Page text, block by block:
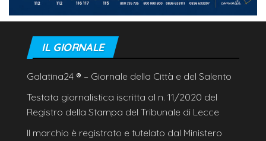
IL GIORNALE
Galatina24 ® – Giornale della Città e del Salento
Testata giornalistica iscritta al n. 11/2020 del
Registro della Stampa del Tribunale di Lecce
Il marchio è registrato e tutelato dal Ministero